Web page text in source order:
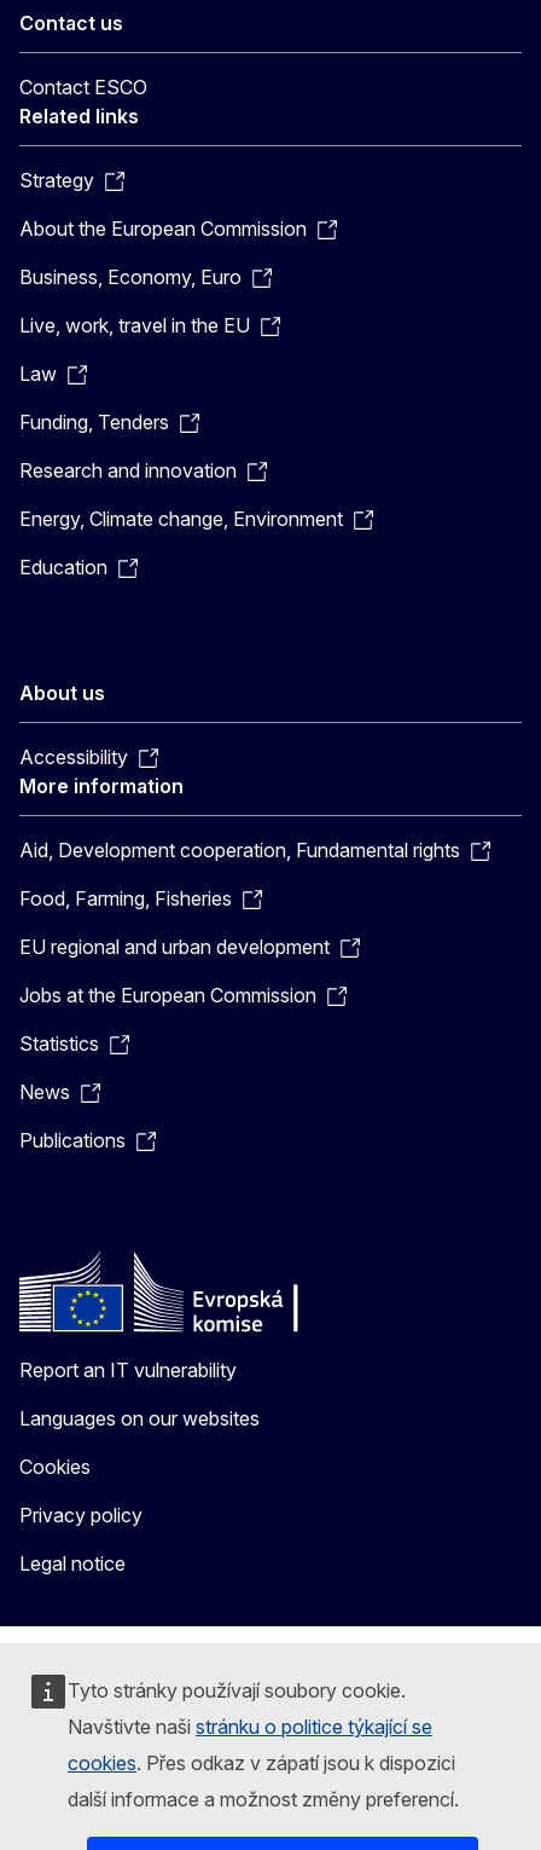
Tyto stránky používají soubory cookie.
Navštivte naši stránku o politice týkající se
cookies. Přes odkaz v zápatí jsou k dispozici
další informace a možnost změny preferencí.
Contact us
Contact ESCO
Related links
Strategy
About the European Commission
Business, Economy, Euro
Live, work, travel in the EU
Law
Funding, Tenders
Research and innovation
Energy, Climate change, Environment
Education
About us
Accessibility
More information
Aid, Development cooperation, Fundamental rights
Food, Farming, Fisheries
EU regional and urban development
Jobs at the European Commission
Statistics
News
Publications
Report an IT vulnerability
Languages on our websites
Cookies
Privacy policy
Legal notice